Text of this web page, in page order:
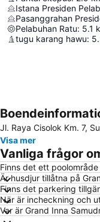
Istana Presiden
Pasanggrahan
Pelabuhan Ratu: 5.1
tugu karang hawu:
Jl. Raya Cisolok Km. 7,
Visa mer
Vanliga frågor
Finns det ett
Är husdjur tillåtna på
Finns det parkering
När är incheckning och
Var är Grand Inna